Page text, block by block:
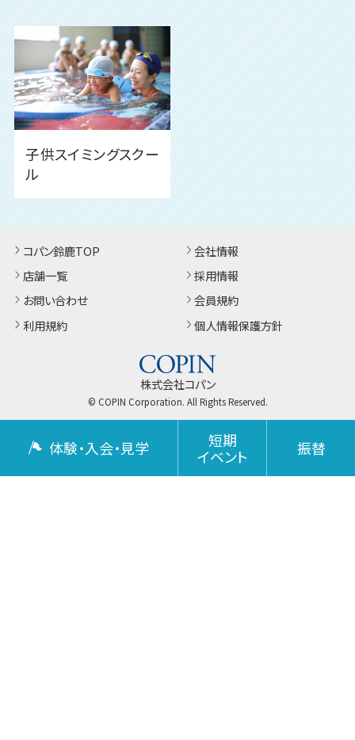
子供スイミングスクー
ル
コパン鈴鹿TOP
店舗一覧
お問い合わせ
利用規約
会社情報
採用情報
会員規約
個人情報保護方針
株式会社コパン
© COPIN Corporation. All Rights Reserved.
体験・入会・見学
短期
イベント
振替